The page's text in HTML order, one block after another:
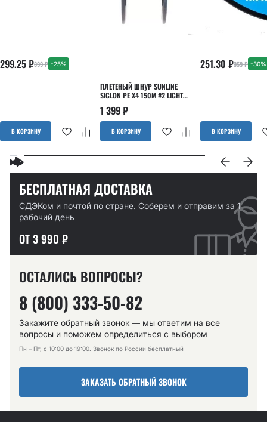
299.25₽399₽ -25%
В КОРЗИНУ
ПЛЕТЕНЫЙ ШНУР SUNLINE
SIGLON PE X4 150М #2 LIGHT
1 399₽
В КОРЗИНУ
251.30 ₽359₽ -30%
В КОРЗИНУ
БЕСПЛАТНАЯ ДОСТАВКА
СДЭКом и почтой по стране. Соберем и отправим за 1
рабочий день
ОТ 3 990 ₽
ОСТАЛИСЬ ВОПРОСЫ?
8 (800) 333-50-82
Закажите обратный звонок — мы ответим на все
вопросы и поможем определиться с выбором
Пн – Пт, с 10:00 до 19:00. Звонок по России бесплатный
ЗАКАЗАТЬ ОБРАТНЫЙ ЗВОНОК